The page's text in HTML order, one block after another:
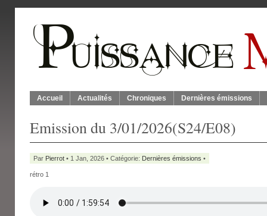
Accueil Actualités Chroniques Dernières émissions
Emission du 3/01/2026(S24/E08)
Par Pierrot • 1 Jan, 2026 • Catégorie: Dernières émissions •
rétro 1